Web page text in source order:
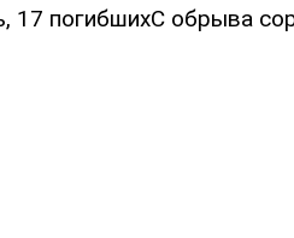
17 погибшихС обрыва